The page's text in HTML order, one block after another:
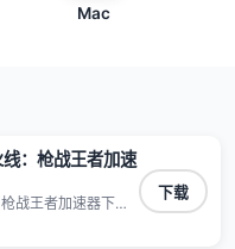
Mac
：枪战王者加速
战王者加速器下
盖，运营商专线不
打造，帮助海外华
下载